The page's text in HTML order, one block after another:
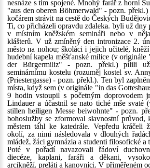
nesnáze s tím spojené. Mnohý farář z horní
"aus den oberen Böhmerwald" - pozn.
kočárem strávit na cestě do Českých
Ti, co přicházeli opravdu zdaleka. byli už dny
v místním kněžském semináři nebo v
klášterů. V už zmíněný den intronizace 2.
město na nohou; školáci i jejich učitelé,
hudební kapela měšťanské milice (v
der Bürgermiliz" - pozn. překl.) pílili
seminárnímu kostelu (rozuměj kostel sv.
(Priestergasse) - pozn. překl.). Ten byl
místa, když sem (v originále "in das
9 hodin vstoupil s početným doprovodem
Lindauer a účastnil se nato tiché mše svaté
stillen heiligen Messe beiwohnte" - pozn.
bohoslužby se zformoval slavnostní průvod,
městem táhl ke katedrále. Vepředu kráčeli
okolí, za nimi následovala v dlouhých
mládež, žáci gymnázia a studenti filosofické a
Poté v pořadí navazovali řádoví
diecéze, kaplani, faráři a děkani,
arcikněží, preláti a kanovníci. V přiměřeném